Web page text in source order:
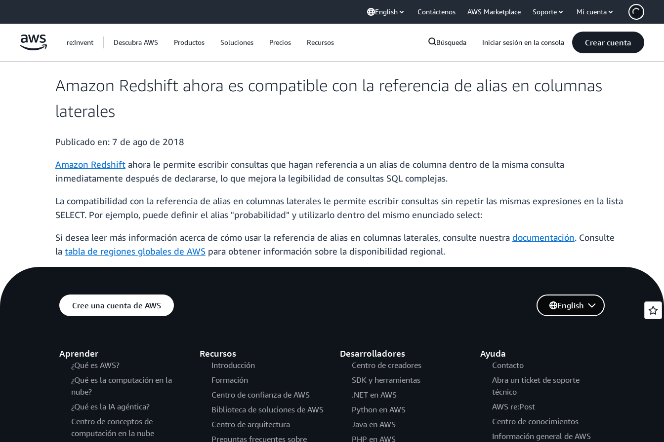
English Contáctenos AWS Marketplace Soporte Mi cuenta
re:Invent Descubra AWS Productos Soluciones Precios Recursos Búsqueda Iniciar sesión en la consola Crear cuenta
Amazon Redshift ahora es compatible con la referencia de alias en columnas
laterales
Publicado en: 7 de ago de 2018
Amazon Redshift ahora le permite escribir consultas que hagan referencia a un alias de columna dentro de la misma consulta
inmediatamente después de declararse, lo que mejora la legibilidad de consultas SQL complejas.
La compatibilidad con la referencia de alias en columnas laterales le permite escribir consultas sin repetir las mismas expresiones en la lista
SELECT. Por ejemplo, puede definir el alias "probabilidad" y utilizarlo dentro del mismo enunciado select:
Si desea leer más información acerca de cómo usar la referencia de alias en columnas laterales, consulte nuestra documentación. Consulte
la tabla de regiones globales de AWS para obtener información sobre la disponibilidad regional.
Cree una cuenta de AWS
Aprender
¿Qué es AWS?
¿Qué es la computación en la
nube?
¿Qué es la IA agéntica?
Centro de conceptos de
computación en la nube
Recursos
Introducción
Formación
Centro de confianza de AWS
Biblioteca de soluciones de AWS
Centro de arquitectura
Preguntas frecuentes sobre
Desarrolladores
Centro de creadores
SDK y herramientas
.NET en AWS
Python en AWS
Java en AWS
PHP en AWS
Ayuda
Contacto
Abra un ticket de soporte
técnico
AWS re:Post
Centro de conocimientos
Información general de AWS
English